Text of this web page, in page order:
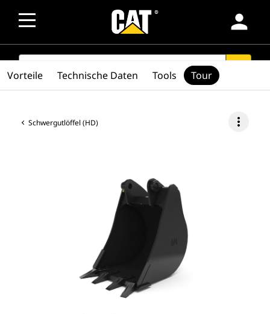
person
SEARCH
Schwergutlöffel (HD) more_vert
Vorteile Technische Daten Tools Tour